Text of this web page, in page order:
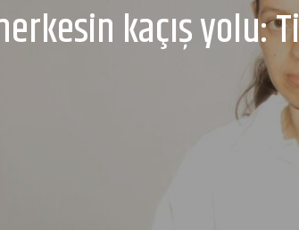
kaçış yolu: